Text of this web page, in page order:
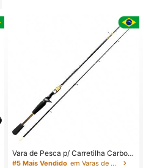
Vara de Pesca p/ Carretilha Carbon
o 1.65m 20lbs 2 Partes c/ Capa
#5 Mais Vendido
em Varas de pesca